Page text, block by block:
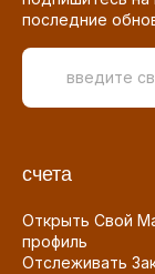
последние
счета
Открыть Свой
профиль
Отслеживать